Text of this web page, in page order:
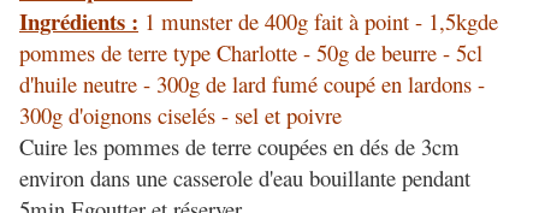
Ingrédients : 1 munster de 400g fait à point - 1,5kgde
pommes de terre type Charlotte - 50g de beurre - 5cl
d'huile neutre - 300g de lard fumé coupé en lardons -
300g d'oignons ciselés - sel et poivre
Cuire les pommes de terre coupées en dés de 3cm
environ dans une casserole d'eau bouillante pendant